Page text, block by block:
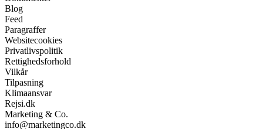
Blog
Feed
Paragraffer
Websitecookies
Privatlivspolitik
Rettighedsforhold
Vilkår
Tilpasning
Klimaansvar
Rejsi.dk
Marketing & Co.
info@marketingco.dk